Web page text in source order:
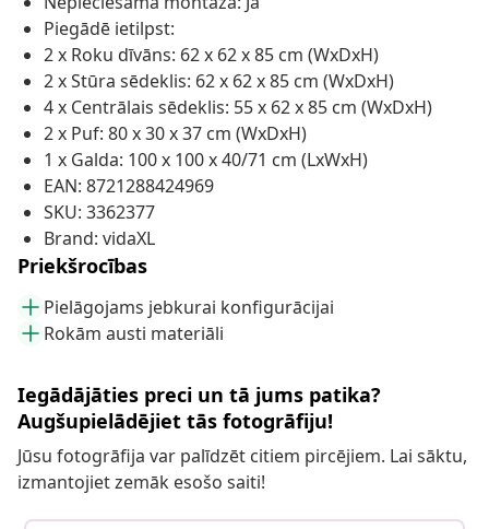
Piegādē ietilpst:
2 x Roku dīvāns: 62 x 62 x 85 cm (WxDxH)
2 x Stūra sēdeklis: 62 x 62 x 85 cm (WxDxH)
4 x Centrālais sēdeklis: 55 x 62 x 85 cm (WxDxH)
2 x Puf: 80 x 30 x 37 cm (WxDxH)
1 x Galda: 100 x 100 x 40/71 cm (LxWxH)
EAN: 8721288424969
SKU: 3362377
Brand: vidaXL
Priekšrocības
Pielāgojams jebkurai konfigurācijai
Rokām austi materiāli
Iegādājāties preci un tā jums patika?
Augšupielādējiet tās fotogrāfiju!
Jūsu fotogrāfija var palīdzēt citiem pircējiem. Lai sāktu,
izmantojiet zemāk esošo saiti!